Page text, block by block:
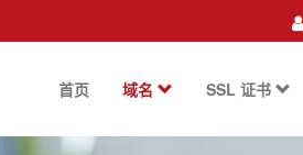
首页 域名 SSL 证书